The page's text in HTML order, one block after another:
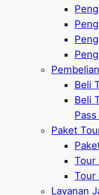
Beli
Beli
Paket
Tour
Tour
Layanan